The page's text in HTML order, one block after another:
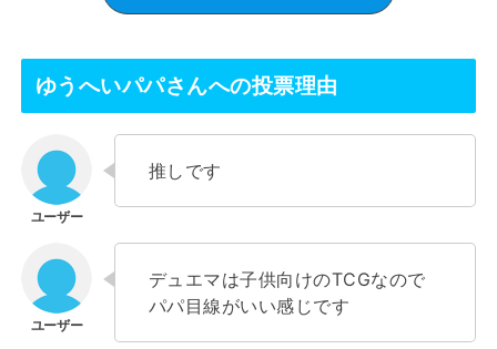
ゆうへいパパさんへの投票理由
推しです
デュエマは子供向けのTCGなので
パパ目線がいい感じです